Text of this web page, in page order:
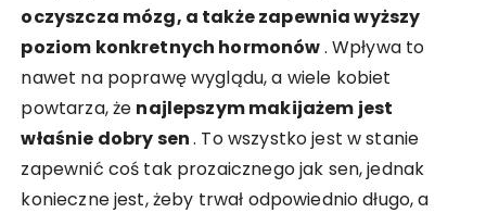
oczyszcza mózg, a także zapewnia wyższy
poziom konkretnych hormonów. Wpływa to
nawet na poprawę wyglądu, a wiele kobiet
powtarza, że najlepszym makijażem jest
właśnie dobry sen. To wszystko jest w stanie
zapewnić coś tak prozaicznego jak sen, jednak
konieczne jest, żeby trwał odpowiednio długo, a